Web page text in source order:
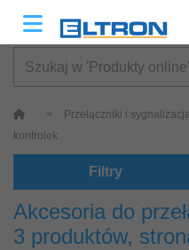
> Przełączniki i sygnalizacja
kontrolek
Filtry
Akcesoria do
3 produktów,